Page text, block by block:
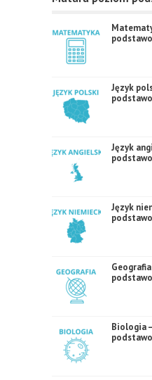
Język
Język
Język
Biologia